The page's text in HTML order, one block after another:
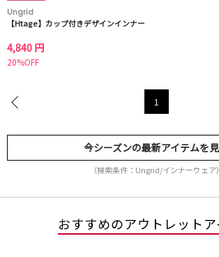
Ungrid
【Htage】カップ付きデザインインナー
4,840 円
20%OFF
1
今シーズンの最新アイテムを
（検索条件：Ungrid/インナーウェア）
おすすめのアウトレットア